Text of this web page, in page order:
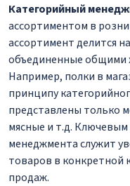
Категорийный
ассортиментом в
ассортимент делится
объединенные общими
Например, полки в
принципу
представлены только
мясные и т.д. Ключевым
менеджмента служит
товаров в конкретной
продаж.